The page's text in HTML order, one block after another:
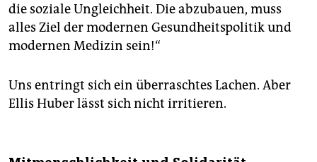
die soziale Ungleichheit. Die abzubauen, muss
alles Ziel der modernen Gesundheitspolitik und
modernen Medizin sein!“
Uns entringt sich ein überraschtes Lachen. Aber
Ellis Huber lässt sich nicht irritieren.